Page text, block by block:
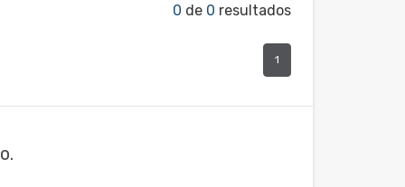
0 de 0 resultados
1